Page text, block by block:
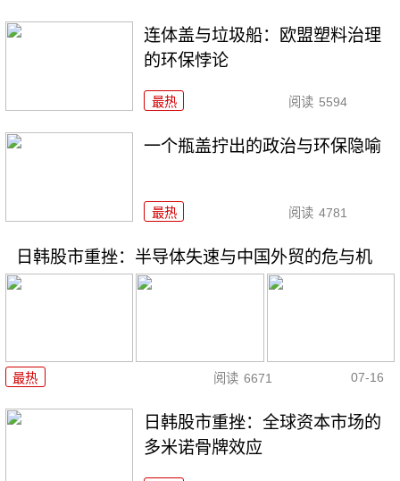
连体盖与垃圾船：欧盟塑料治理
的环保悖论
最热 阅读 5594
一个瓶盖拧出的政治与环保隐喻
最热 阅读 4781
日韩股市重挫：半导体失速与中国外贸的危与机
最热 阅读 6671 07-16
日韩股市重挫：全球资本市场的
多米诺骨牌效应